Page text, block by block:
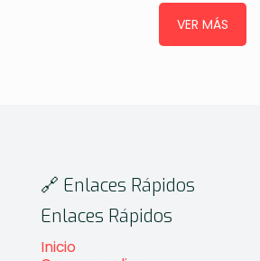
VER MÁS
🔗 Enlaces Rápidos
Enlaces Rápidos
Inicio